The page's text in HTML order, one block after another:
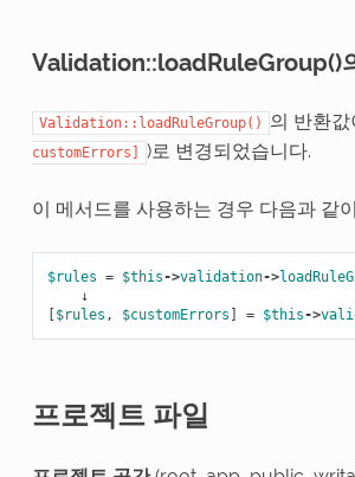
Validation::loadRuleGroup()
Validation::loadRuleGroup() 의 반환값
customErrors]
)로 변경되었습니다.
이 메서드를 사용하는 경우 다음과 같
$rules = $this->validation->
↓
[$rules , $customErrors ] = $this->
프로젝트 파일